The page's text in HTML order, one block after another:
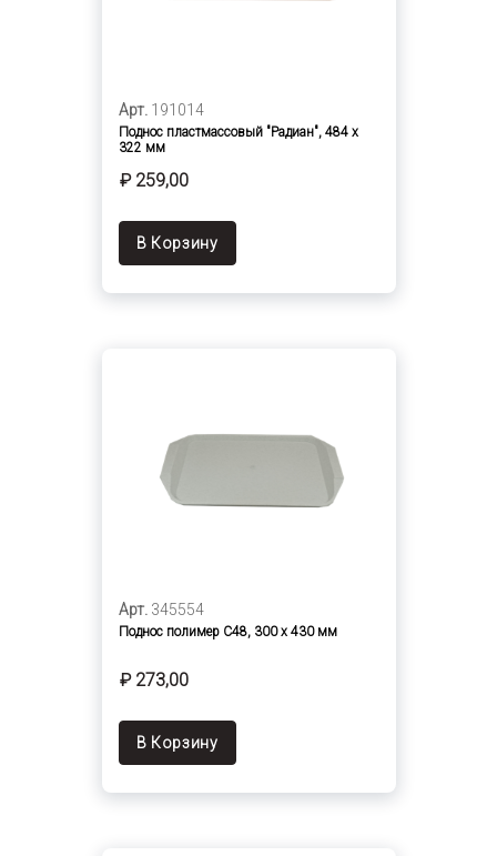
Арт. 191014
Поднос пластмассовый "Радиан", 484 х
322 мм
₽ 259,00
В Корзину
Арт. 345554
Поднос полимер С48, 300 х 430 мм
₽ 273,00
В Корзину